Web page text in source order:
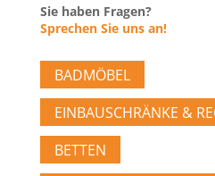
Sie haben Fragen?
Sprechen Sie uns an!
BADMÖBEL
EINBAUSCHRÄNKE &
BETTEN